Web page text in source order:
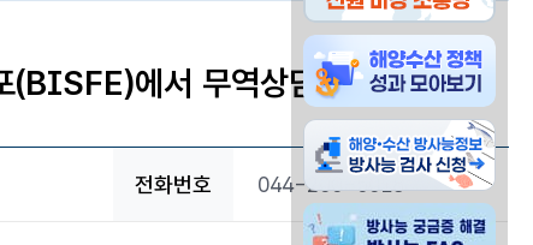
(BISFE)에서 무역상담회 개최
전화번호 044-200-5018
해양수산물 방사능 안전정
해양수산물 방사능정보
방사능 궁금증 해결 방사